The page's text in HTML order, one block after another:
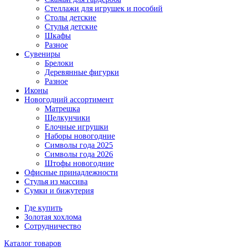
Стеллажи для игрушек и пособий
Столы детские
Стулья детские
Шкафы
Разное
Сувениры
Брелоки
Деревянные фигурки
Разное
Иконы
Новогодний ассортимент
Матрешка
Щелкунчики
Елочные игрушки
Наборы новогодние
Символы года 2025
Символы года 2026
Штофы новогодние
Офисные принадлежности
Стулья из массива
Сумки и бижутерия
Где купить
Золотая хохлома
Сотрудничество
Каталог товаров